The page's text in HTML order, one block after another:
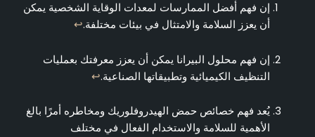
إن فهم أفضل الممارسات لمعدات الوقاية الشخصية يمكن
أن يعزز السلامة والامتثال في بيئات مختلفة.↩
إن فهم محلول البيرانا يمكن أن يعزز معرفتك بعمليات
التنظيف الكيميائية وتطبيقاتها الصناعية.↩
يُعد فهم خصائص حمض الهيدروفلوريك ومخاطره أمرًا بالغ
الأهمية للسلامة والاستخدام الفعال في مختلف